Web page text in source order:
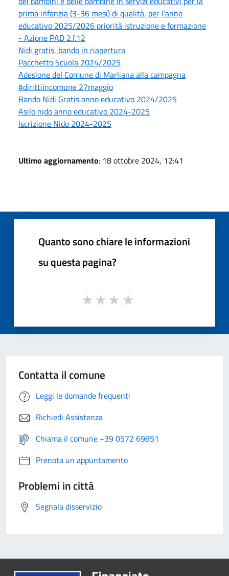
prima infanzia (3-36 mesi) di qualità, per l’anno
educativo 2025/2026 priorità istruzione e formazione
- Azione PAD 2.f.12
Nidi gratis, bando in riapertura
Pacchetto Scuola 2024/2025
Adesione del Comune di Marliana alla campagna
#dirittiincomune 27maggio
Bando Nidi Gratis anno educativo 2024/2025
Asilo nido anno educativo 2024-2025
Iscrizione Nido 2024-2025
Ultimo aggiornamento: 18 ottobre 2024, 12:41
Quanto sono chiare le informazioni
su questa pagina?
Contatta il comune
Leggi le domande frequenti
Richiedi Assistenza
Chiama il comune +39 0572 69851
Prenota un appuntamento
Problemi in città
Segnala disservizio